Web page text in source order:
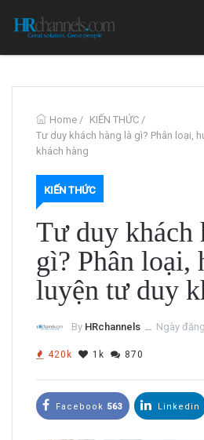
Home / KIẾN THỨC /
Tư duy khách hàng là gì? Phân loại,
khách hàng
KIẾN THỨC
Tư duy khách
gì? Phân loại,
luyện tư duy
By HRchannels ــ Ngày đăng
420k 1k 870
Facebook 563 Linkedin